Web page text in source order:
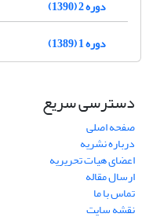
دوره 2 (1390)
دوره 1 (1389)
دسترسی سریع
صفحه اصلی
درباره نشریه
اعضای هیات تحریریه
ارسال مقاله
تماس با ما
نقشه سایت